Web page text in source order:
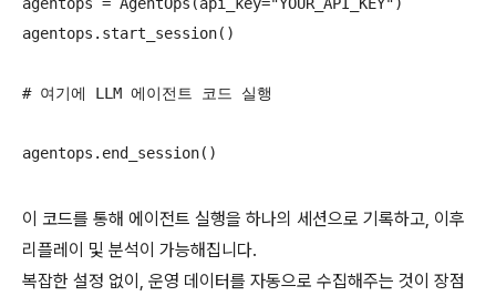
agentops = AgentOps(api_key="YOUR_API_KEY")
agentops.start_session()
# 여기에 LLM 에이전트 코드 실행
이 코드를 통해 에이전트 실행을 하나의 세션으로 기록하고, 이후
리플레이 및 분석이 가능해집니다.
복잡한 설정 없이, 운영 데이터를 자동으로 수집해주는 것이 장점